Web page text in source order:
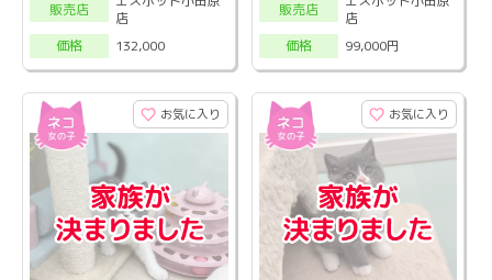
販売店
店
価格
132,000
販売店
店
価格
99,000円
お気に入り お気に入り